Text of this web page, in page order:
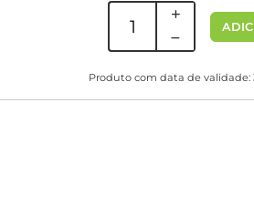
Produto com data de validade: